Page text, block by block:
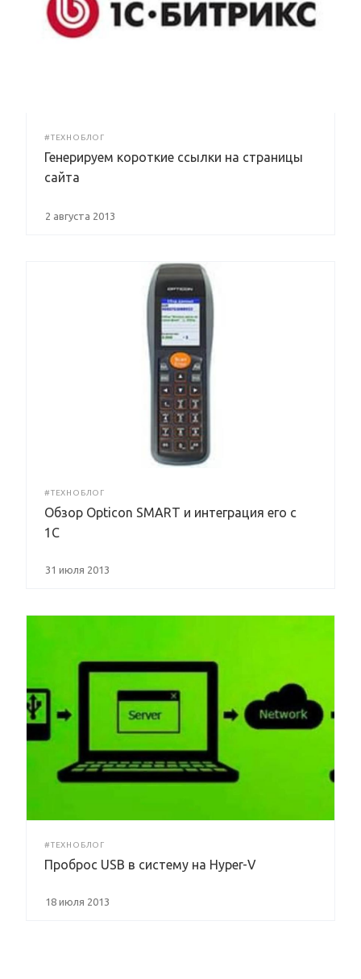
#ТЕХНОБЛОГ
Генерируем короткие ссылки на страницы
сайта
2 августа 2013
#ТЕХНОБЛОГ
Обзор Opticon SMART и интеграция его с
1С
31 июля 2013
#ТЕХНОБЛОГ
Проброс USB в систему на Hyper-V
18 июля 2013